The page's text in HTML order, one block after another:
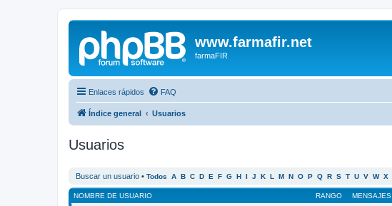
www.farmafir.net
farmaFIR
Enlaces rápidos FAQ
Índice general Usuarios
Usuarios
Buscar un usuario • Todos A B C D E F G H I J K L M N O P Q R S T U V W X
RANGO
NOMBRE DE USUARIO MENSAJES